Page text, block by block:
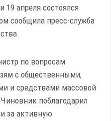
19 апреля состоялся
сообщила пресс-служба
по вопросам
с общественными,
и средствами массовой
поблагодарил
за активную